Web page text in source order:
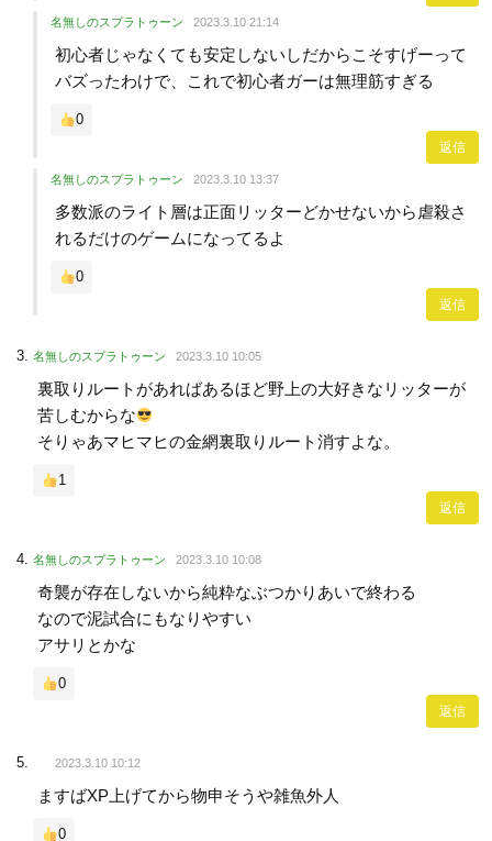
名無しのスプラトゥーン 2023.3.10 21:14
初心者じゃなくても安定しないしだからこそすげーって
バズったわけで、これで初心者ガーは無理筋すぎる
0
返信
名無しのスプラトゥーン 2023.3.10 13:37
多数派のライト層は正面リッターどかせないから虐殺さ
れるだけのゲームになってるよ
0
返信
名無しのスプラトゥーン 2023.3.10 10:05
裏取りルートがあればあるほど野上の大好きなリッターが
苦しむからな
そりゃあマヒマヒの金網裏取りルート消すよな。
1
返信
名無しのスプラトゥーン 2023.3.10 10:08
奇襲が存在しないから純粋なぶつかりあいで終わる
なので泥試合にもなりやすい
アサリとかな
0
返信
2023.3.10 10:12
ますばXP上げてから物申そうや雑魚外人
0